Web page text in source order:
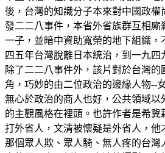
後，台灣的知識分子本來對中國政
發二二八事件，本省外省族群互相
一子，並暗中資助寬榮的地下組織
四五年台灣脫離日本統治，到一九
除了二二八事件外，該片對於台灣
角，巧妙的由二位政治的邊緣人物--
無心於政治的商人也好，公共領域
的主觀風格在裡頭。也許作者是希
打外省人，文清被懷疑是外省人，
那個眾人欺、眾人騎、無人疼的台